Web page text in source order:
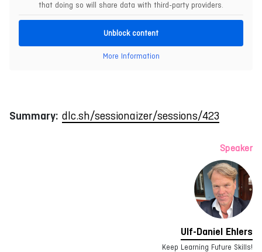
that doing so will share data with third-party providers.
Unblock content
More Information
Summary: dlc.sh/sessionaizer/sessions/423
Speaker
Ulf-Daniel Ehlers
Keep Learning Future Skills!